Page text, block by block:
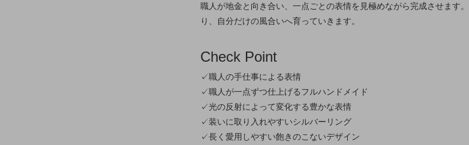
職人が地金と向き合い、一点ごとの表情を見極めながら完成させます
り、自分だけの風合いへ育っていきます。
Check Point
✓職人の手仕事による表情
✓職人が一点ずつ仕上げるフルハンドメイド
✓光の反射によって変化する豊かな表情
✓装いに取り入れやすいシルバーリング
✓長く愛用しやすい飽きのこないデザイン